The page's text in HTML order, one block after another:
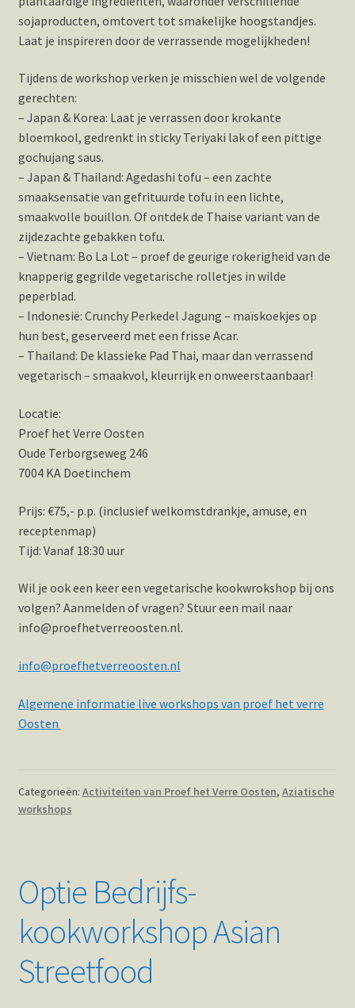
sojaproducten, omtovert tot smakelijke hoogstandjes.
Laat je inspireren door de verrassende mogelijkheden!
Tijdens de workshop verken je misschien wel de volgende
gerechten:
– Japan & Korea: Laat je verrassen door krokante
bloemkool, gedrenkt in sticky Teriyaki lak of een pittige
gochujang saus.
– Japan & Thailand: Agedashi tofu – een zachte
smaaksensatie van gefrituurde tofu in een lichte,
smaakvolle bouillon. Of ontdek de Thaise variant van de
zijdezachte gebakken tofu.
– Vietnam: Bo La Lot – proef de geurige rokerigheid van de
knapperig gegrilde vegetarische rolletjes in wilde
peperblad.
– Indonesië: Crunchy Perkedel Jagung – maïskoekjes op
hun best, geserveerd met een frisse Acar.
– Thailand: De klassieke Pad Thai, maar dan verrassend
vegetarisch – smaakvol, kleurrijk en onweerstaanbaar!
Locatie:
Proef het Verre Oosten
Oude Terborgseweg 246
7004 KA Doetinchem
Prijs: €75,- p.p. (inclusief welkomstdrankje, amuse, en
receptenmap)
Tijd: Vanaf 18:30 uur
Wil je ook een keer een vegetarische kookwrokshop bij ons
volgen? Aanmelden of vragen? Stuur een mail naar
info@proefhetverreoosten.nl.
info@proefhetverreoosten.nl
Algemene informatie live workshops van proef het verre
Oosten
Categorieën: Activiteiten van Proef het Verre Oosten, Aziatische
workshops
Optie Bedrijfs-
kookworkshop Asian
Streetfood